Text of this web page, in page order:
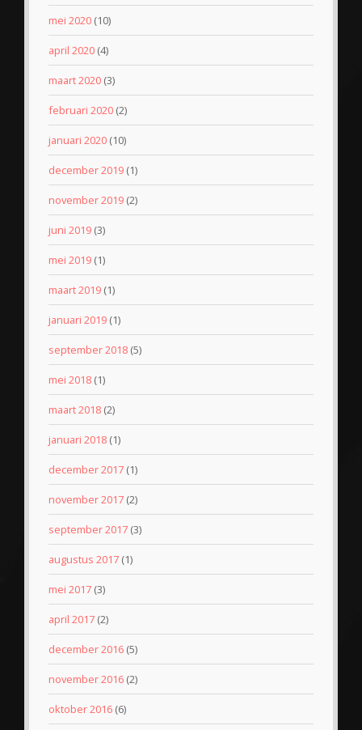
mei 2020 (10)
april 2020 (4)
maart 2020 (3)
februari 2020 (2)
januari 2020 (10)
december 2019 (1)
november 2019 (2)
juni 2019 (3)
mei 2019 (1)
maart 2019 (1)
januari 2019 (1)
september 2018 (5)
mei 2018 (1)
maart 2018 (2)
januari 2018 (1)
december 2017 (1)
november 2017 (2)
september 2017 (3)
augustus 2017 (1)
mei 2017 (3)
april 2017 (2)
december 2016 (5)
november 2016 (2)
oktober 2016 (6)